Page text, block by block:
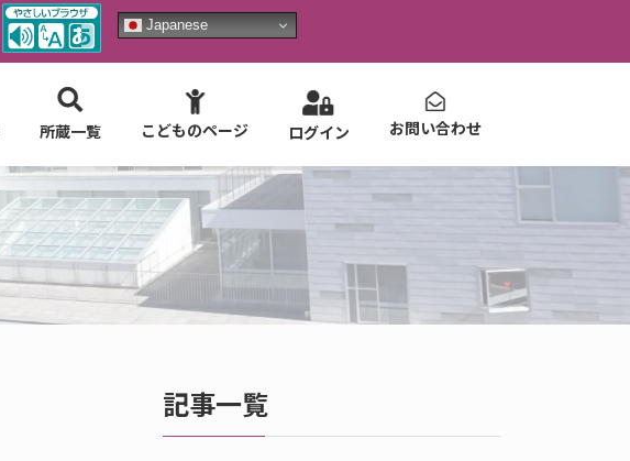
Japanese
所蔵一覧 こどものページ ログイン お問い合わせ
記事一覧